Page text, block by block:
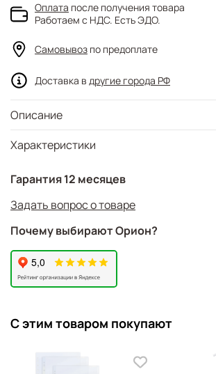
Характеристики
Описание
Гарантия 12 месяцев
Задать вопрос о товаре
Почему выбирают Орион?
Оплата после получения товара
Работаем с НДС. Есть ЭДО.
Самовывоз по предоплате
Доставка в другие города РФ
С этим товаром покупают